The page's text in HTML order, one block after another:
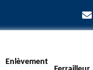
Enlèvement